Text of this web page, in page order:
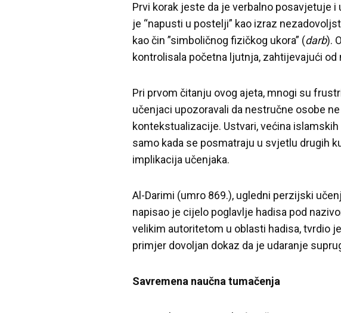
Prvi korak jeste da je verbalno posavjetuje
je “napusti u postelji” kao izraz
kao čin ”simboličnog fizičkog ukora” (darb).
kontrolisala početna ljutnja, zahtijevajući
Pri prvom čitanju ovog ajeta, mnogi su
učenjaci upozoravali da nestručne osobe
kontekstualizacije. Ustvari, većina
samo kada se posmatraju u svjetlu drugih
implikacija učenjaka.
Al-Darimi (umro 869.), ugledni perzijski
napisao je cijelo poglavlje hadisa pod
velikim autoritetom u oblasti hadisa, tvrdio
primjer dovoljan dokaz da je udaranje
Savremena naučna tumačenja